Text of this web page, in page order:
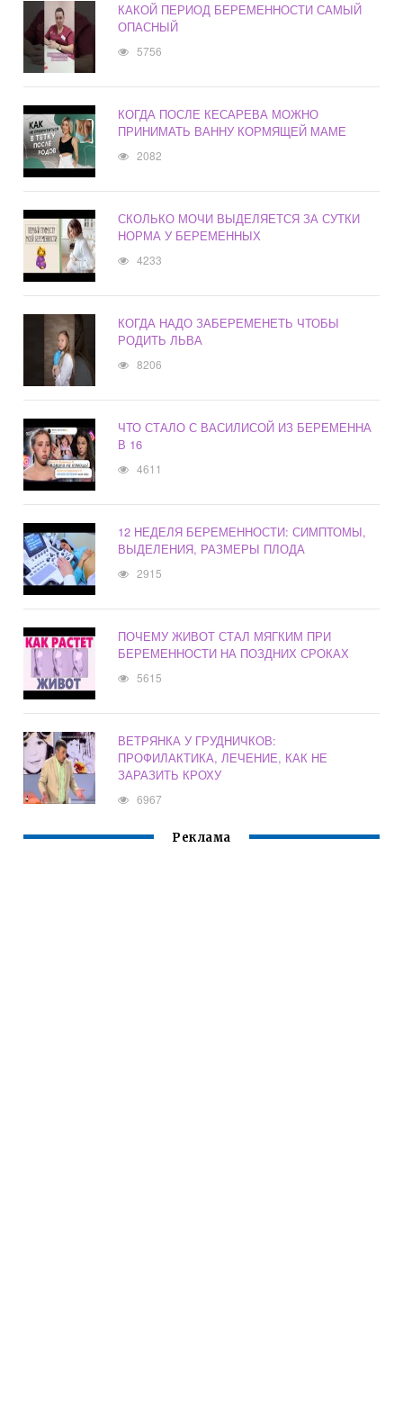
КАКОЙ ПЕРИОД БЕРЕМЕННОСТИ САМЫЙ
ОПАСНЫЙ
5756
КОГДА ПОСЛЕ КЕСАРЕВА МОЖНО
ПРИНИМАТЬ ВАННУ КОРМЯЩЕЙ МАМЕ
2082
СКОЛЬКО МОЧИ ВЫДЕЛЯЕТСЯ ЗА СУТКИ
НОРМА У БЕРЕМЕННЫХ
4233
КОГДА НАДО ЗАБЕРЕМЕНЕТЬ ЧТОБЫ
РОДИТЬ ЛЬВА
8206
ЧТО СТАЛО С ВАСИЛИСОЙ ИЗ БЕРЕМЕННА
В 16
4611
12 НЕДЕЛЯ БЕРЕМЕННОСТИ: СИМПТОМЫ,
ВЫДЕЛЕНИЯ, РАЗМЕРЫ ПЛОДА
2915
ПОЧЕМУ ЖИВОТ СТАЛ МЯГКИМ ПРИ
БЕРЕМЕННОСТИ НА ПОЗДНИХ СРОКАХ
5615
ВЕТРЯНКА У ГРУДНИЧКОВ:
ПРОФИЛАКТИКА, ЛЕЧЕНИЕ, КАК НЕ
ЗАРАЗИТЬ КРОХУ
6967
Реклама